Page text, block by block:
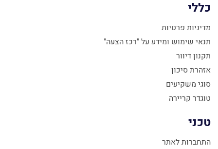
כללי
מדיניות פרטיות
תנאי שימוש ומידע על "רכז הצעה"
תקנון דיוור
אזהרת סיכון
סוגי משקיעים
טוגדר קריירה
טכני
התחברות לאתר